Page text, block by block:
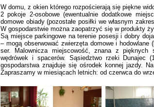
W domu, z okien którego rozpościerają się piękne
2 pokoje 2-osobowe (ewentualnie dodatkowe
domowe obiady (pozostałe posiłki we własnym
W gospodarstwie można zaopatrzyć się w produkty
Są miejsce parkingowe na terenie posesji i dobry
– mogą obserwować zwierzęta domowe i
ser. Malownicza miejscowość, znana z pięknych
wędrówek i spacerów. Sąsiedztwo rzeki
gospodarstwa znajduje się ośrodek konnej jazdy.
Zapraszamy w miesiącach letnich: od czerwca do